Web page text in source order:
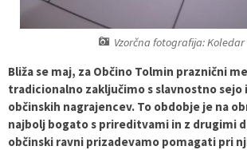
Vzorčna fotografija: Koledar
Bliža se maj, za Občino Tolmin praznični
tradicionalno zaključimo s slavnostno
občinskih nagrajencev. To obdobje je na
najbolj bogato s prireditvami in z drugimi
občinski ravni prizadevamo pomagati pri
Varstvo osebnih podatkov
Občinska volilna komisija
Viri pomoči za področje duševnega zdravja
Varuhov kotiček